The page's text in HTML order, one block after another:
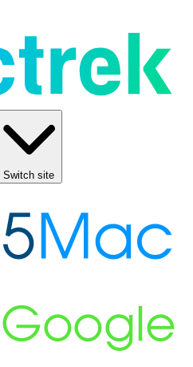
Switch site